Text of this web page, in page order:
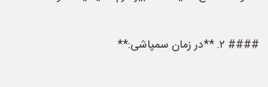
#### ۲. **در زمان سمپاشی:**